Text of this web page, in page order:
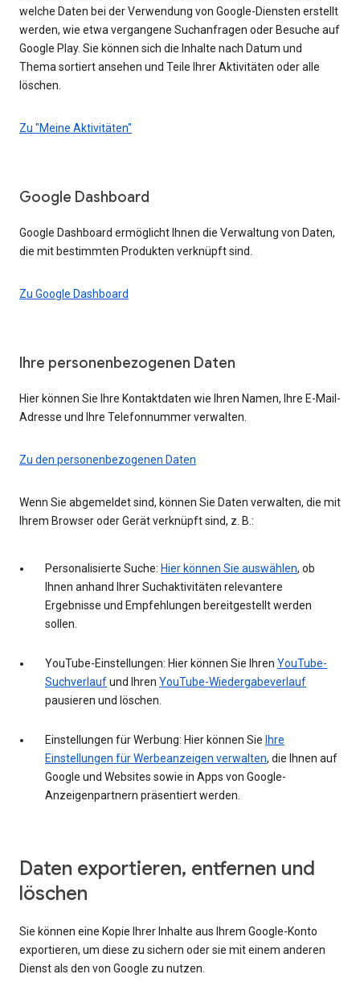
welche Daten bei der Verwendung von Google-Diensten erstellt
werden, wie etwa vergangene Suchanfragen oder Besuche auf
Google Play. Sie können sich die Inhalte nach Datum und
Thema sortiert ansehen und Teile Ihrer Aktivitäten oder alle
löschen.
Zu "Meine Aktivitäten"
Google Dashboard
Google Dashboard ermöglicht Ihnen die Verwaltung von Daten,
die mit bestimmten Produkten verknüpft sind.
Zu Google Dashboard
Ihre personenbezogenen Daten
Hier können Sie Ihre Kontaktdaten wie Ihren Namen, Ihre E-Mail-
Adresse und Ihre Telefonnummer verwalten.
Zu den personenbezogenen Daten
Wenn Sie abgemeldet sind, können Sie Daten verwalten, die mit
Ihrem Browser oder Gerät verknüpft sind, z. B.:
Personalisierte Suche: Hier können Sie auswählen, ob
Ihnen anhand Ihrer Suchaktivitäten relevantere
Ergebnisse und Empfehlungen bereitgestellt werden
sollen.
YouTube-Einstellungen: Hier können Sie Ihren YouTube-
Suchverlaufund Ihren YouTube-Wiedergabeverlauf
pausieren und löschen.
Einstellungen für Werbung: Hier können Sie Ihre
Einstellungen für Werbeanzeigen verwalten, die Ihnen auf
Google und Websites sowie in Apps von Google-
Anzeigenpartnern präsentiert werden.
Daten exportieren, entfernen und
löschen
Sie können eine Kopie Ihrer Inhalte aus Ihrem Google-Konto
exportieren, um diese zu sichern oder sie mit einem anderen
Dienst als den von Google zu nutzen.